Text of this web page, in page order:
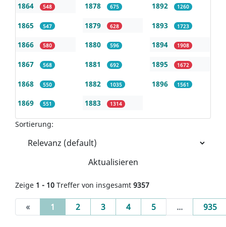
1864 548
1865 547
1866 580
1867 568
1868 550
1869 551
1878 675
1879 628
1880 596
1881 692
1882 1035
1883 1314
1892 1260
1893 1723
1894 1908
1895 1672
1896 1561
Sortierung:
Aktualisieren
Zeige 1 - 10 Treffer von insgesamt 9357
« 1 (current)
2 3 4 5 ... 935